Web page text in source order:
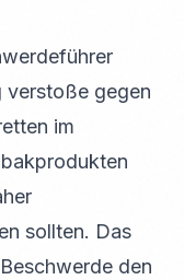
verstoße gegen
im
sollten. Das
den